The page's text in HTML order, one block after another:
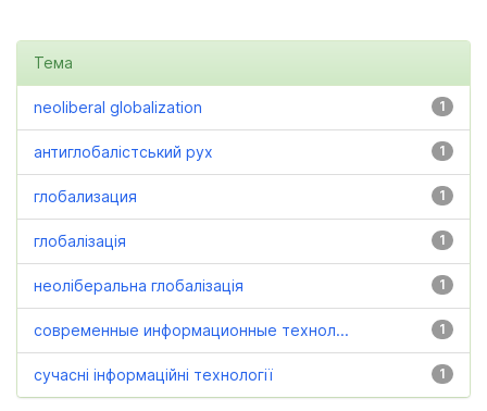
Тема
1
neoliberal globalization
1
антиглобалістський рух
1
глобализация
1
глобалізація
1
неоліберальна глобалізація
1
современные информационные технол...
1
сучасні інформаційні технології